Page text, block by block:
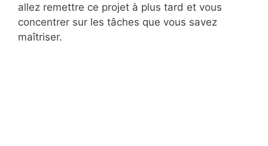
allez remettre ce projet à plus tard et vous
concentrer sur les tâches que vous savez
maîtriser.